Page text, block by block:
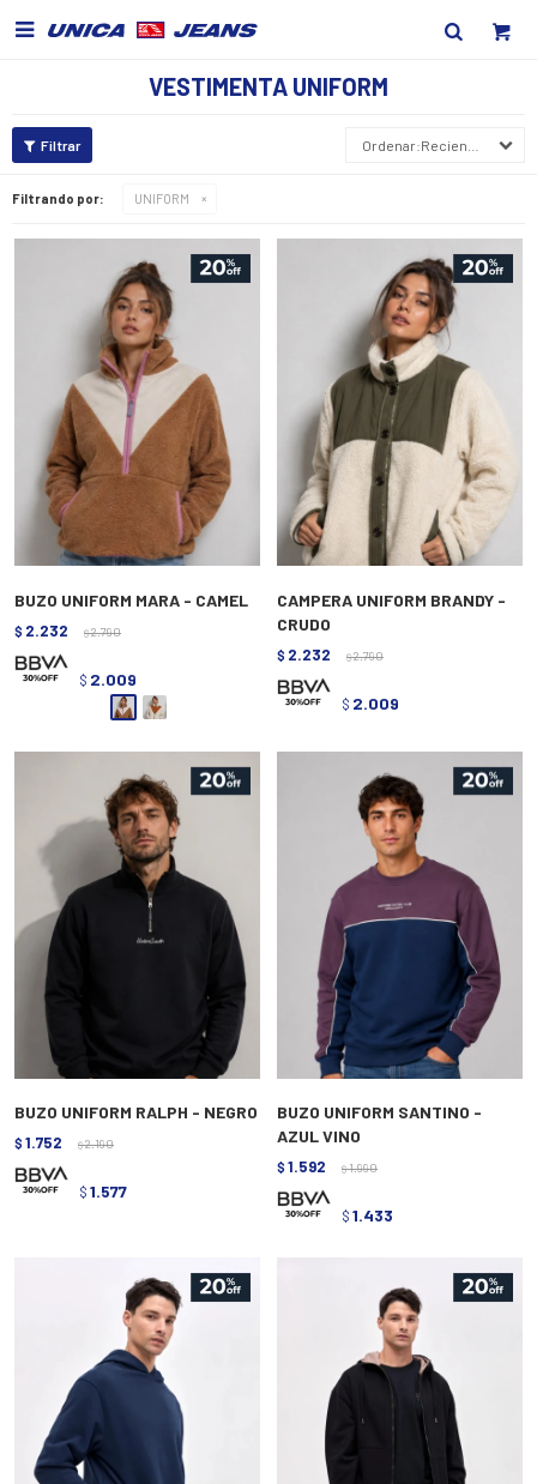

VESTIMENTA UNIFORM
Recientes
Filtrando por: UNIFORM
BUZO UNIFORM MARA - CAMEL
$ 2.232 $ 2.790
$ 2.009
CAMPERA UNIFORM BRANDY -
CRUDO
$ 2.232 $ 2.790
$ 2.009
BUZO UNIFORM RALPH - NEGRO
$ 1.752 $ 2.190
$ 1.577
BUZO UNIFORM SANTINO -
AZUL VINO
$ 1.592 $ 1.990
$ 1.433